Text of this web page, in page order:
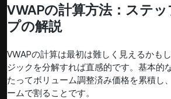
VWAPの計算方法：ステ
プの解説
VWAPの計算は最初は難しく見えるかも
ジックを分解すれば直感的です。基本的
たってボリューム調整済み価格を累積し
ームで割ることです。